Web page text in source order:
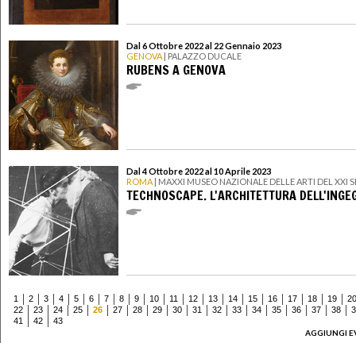
Dal 6 Ottobre 2022 al 22 Gennaio 2023
GENOVA | PALAZZO DUCALE
RUBENS A GENOVA
Dal 4 Ottobre 2022 al 10 Aprile 2023
ROMA | MAXXI MUSEO NAZIONALE DELLE ARTI DEL XXI
TECHNOSCAPE. L'ARCHITETTURA
1 2 3 4 5 6 7 8 9 10 11 12 13 14 15 16 17 18 19
20
22
23 24 25 26 27 28 29 30 31 32 33 34 35 36 37 38
41
42
43
AGGIUNGI